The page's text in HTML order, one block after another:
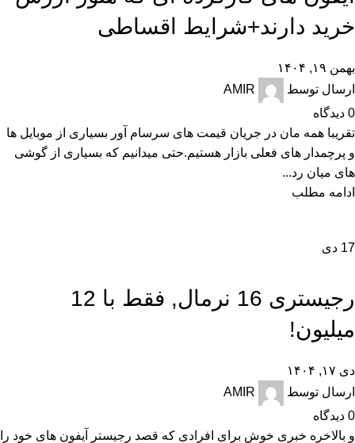
خرید دارند+شرایط اقساطی
بهمن ۱۹, ۱۴۰۴
ارسال توسط
AMIR
0 دیدگاه
تقریبا همه مان در جریان قیمت های سرسام آور بسیاری از موبایل ها
و پرچمدار های فعلی بازار هستیم.حتی میدانیم که بسیاری از گوشی
های میان رد...
ادامه مطلب
17 دی
رجیستری 16 نرمال, فقط با 12
میلیون!
دی ۱۷, ۱۴۰۴
ارسال توسط
AMIR
0 دیدگاه
و بالاخره خبری خوش برای افرادی که قصد رجیستر آیفون های خود را